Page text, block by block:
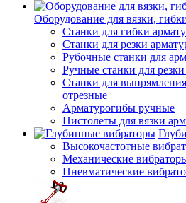
Оборудование для вязки,
Станки для гибки
Станки для резки
Рубочные станки для
Ручные станки для
Станки для
отрезные
Арматурогибы ручные
Пистолеты для вязки
Высокочастотные
Механические
Пневматические